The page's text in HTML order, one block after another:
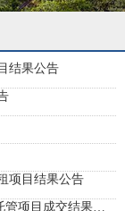
结果公告
项目结果公告